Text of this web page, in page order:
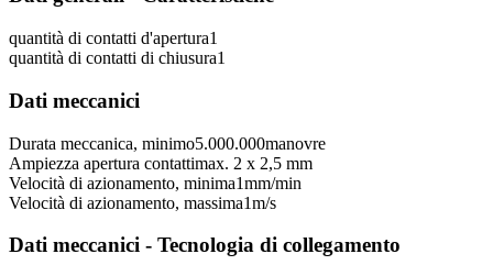
quantità di contatti d'apertura1
quantità di contatti di chiusura1
Dati meccanici
Durata meccanica, minimo5.000.000manovre
Ampiezza apertura contattimax. 2 x 2,5 mm
Velocità di azionamento, minima1mm/min
Velocità di azionamento, massima1m/s
Dati meccanici - Tecnologia di collegamento